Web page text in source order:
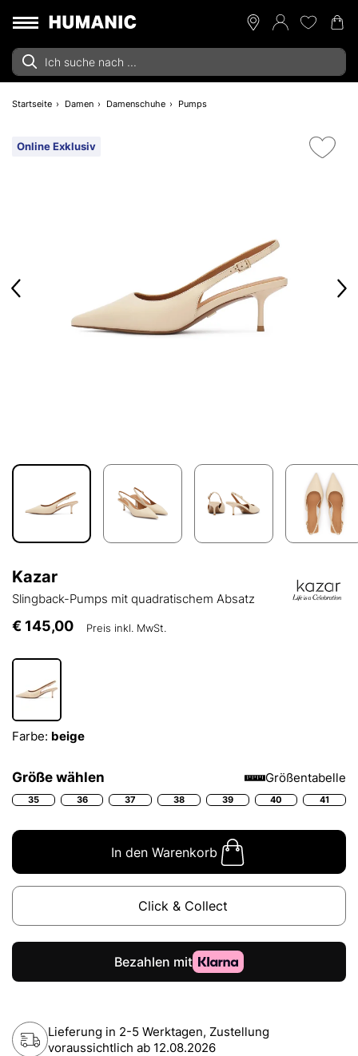
Startseite Damen Damenschuhe Pumps
Online Exklusiv
Kazar
Slingback-Pumps mit quadratischem Absatz
€ 145,00 Preis inkl. MwSt.
Farbe: beige
Größe wählen Größentabelle
35 36 37 38 39 40 41
In den Warenkorb
Click & Collect
Lieferung in 2-5 Werktagen, Zustellung
voraussichtlich ab 12.08.2026